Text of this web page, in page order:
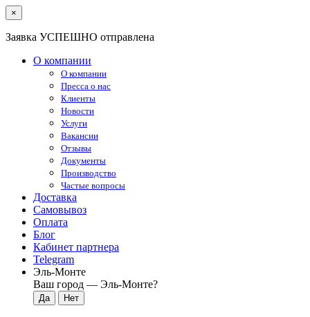
×
Заявка УСПЕШНО отправлена
О компании
О компании
Пресса о нас
Клиенты
Новости
Услуги
Вакансии
Отзывы
Документы
Производство
Частые вопросы
Доставка
Самовывоз
Оплата
Блог
Кабинет партнера
Telegram
Эль-Монте
Ваш город — Эль-Монте?